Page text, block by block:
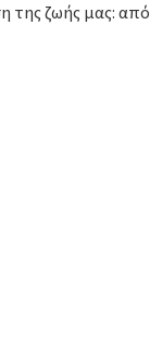
της ζωής μας: από